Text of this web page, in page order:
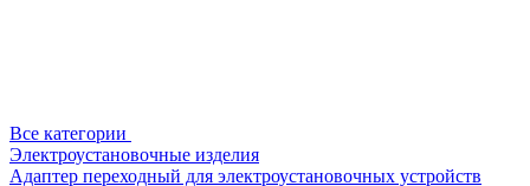
Все категории
Электроустановочные изделия
Адаптер переходный для электроустановочных устройств